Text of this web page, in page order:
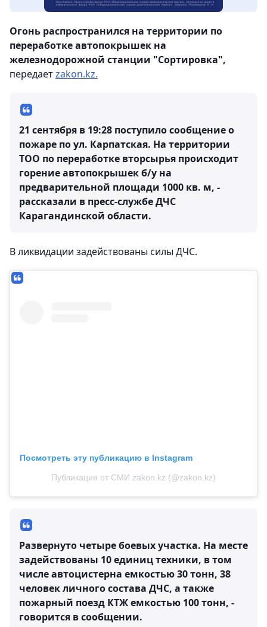
Огонь распространился на территории по
переработке автопокрышек на
железнодорожной станции "Сортировка",
передаетzakon.kz.
21 сентября в 19:28 поступило сообщение о
пожаре по ул. Карпатская. На территории
ТОО по переработке вторсырья происходит
горение автопокрышек б/у на
предварительной площади 1000 кв. м, -
рассказали в пресс-службе ДЧС
Карагандинской области.
В ликвидации задействованы силы ДЧС.
Посмотреть эту публикацию в Instagram
Публикация от СМИ zakon.kz (@zakon.kz)
Развернуто четыре боевых участка. На месте
задействованы 10 единиц техники, в том
числе автоцистерна емкостью 30 тонн, 38
человек личного состава ДЧС, а также
пожарный поезд КТЖ емкостью 100 тонн, -
говорится в сообщении.